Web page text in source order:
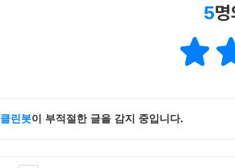
5
클린봇이 부적절한 글을 감지 중입니다.